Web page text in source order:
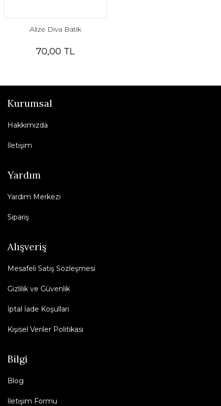
Alize Diva Batik
70,00 TL
Kurumsal
Hakkımızda
İletişim
Yardım
Yardım Merkezi
Sipariş
Alışveriş
Mesafeli Satış Sözleşmesi
Gizlilik ve Güvenlik
İptal İade Koşullari
Kişisel Veriler Politikası
Bilgi
Blog
İletişim Formu